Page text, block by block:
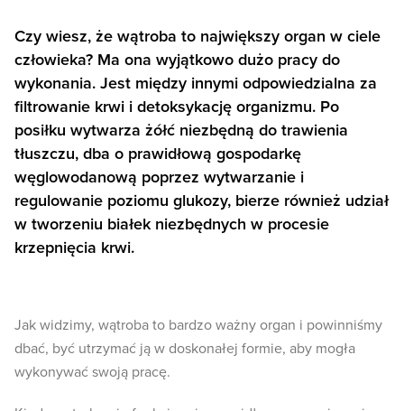
Czy wiesz, że wątroba to największy organ w ciele
człowieka? Ma ona wyjątkowo dużo pracy do
wykonania. Jest między innymi odpowiedzialna za
filtrowanie krwi i detoksykację organizmu. Po
posiłku wytwarza żółć niezbędną do trawienia
tłuszczu, dba o prawidłową gospodarkę
węglowodanową poprzez wytwarzanie i
regulowanie poziomu glukozy, bierze również udział
w tworzeniu białek niezbędnych w procesie
krzepnięcia krwi.
Jak widzimy, wątroba to bardzo ważny organ i powinniśmy
dbać, być utrzymać ją w doskonałej formie, aby mogła
wykonywać swoją pracę.